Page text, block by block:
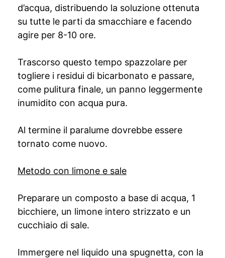
d’acqua, distribuendo la soluzione ottenuta
su tutte le parti da smacchiare e facendo
agire per 8-10 ore.
Trascorso questo tempo spazzolare per
togliere i residui di bicarbonato e passare,
come pulitura finale, un panno leggermente
inumidito con acqua pura.
Al termine il paralume dovrebbe essere
tornato come nuovo.
Metodo con limone e sale
Preparare un composto a base di acqua, 1
bicchiere, un limone intero strizzato e un
cucchiaio di sale.
Immergere nel liquido una spugnetta, con la